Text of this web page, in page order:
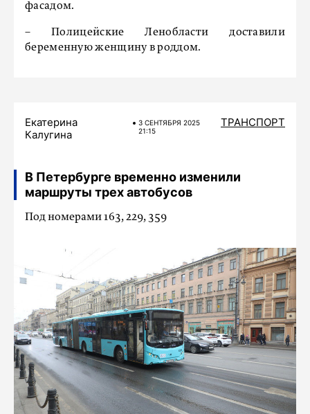
фасадом.
– Полицейские Ленобласти доставили
беременную женщину в роддом.
Екатерина
Калугина
3 СЕНТЯБРЯ 2025
21:15
ТРАНСПОРТ
В Петербурге временно изменили
маршруты трех автобусов
Под номерами 163, 229, 359